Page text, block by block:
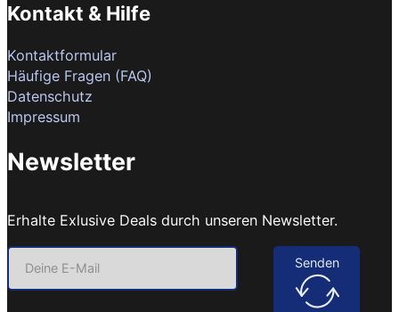
Kontakt & Hilfe
Kontaktformular
Häufige Fragen (FAQ)
Datenschutz
Impressum
Newsletter
Erhalte Exlusive Deals durch unseren Newsletter.
Senden